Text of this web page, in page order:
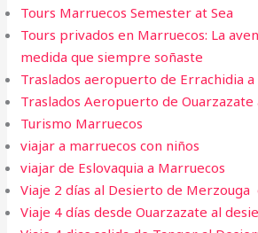
Tours Marruecos Semester at Sea
Tours privados en Marruecos: La
medida que siempre soñaste
Traslados aeropuerto de Errachidia
Traslados Aeropuerto de Ouarzazate
Turismo Marruecos
viajar a marruecos con niños
viajar de Eslovaquia a Marruecos
Viaje 2 días al Desierto de Merzouga
Viaje 4 días desde Ouarzazate al